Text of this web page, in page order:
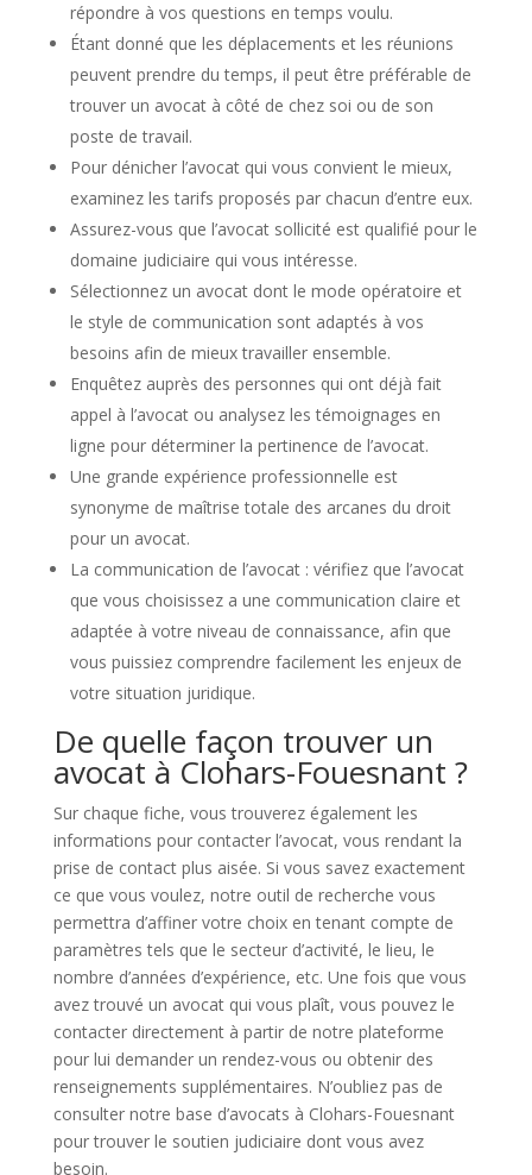
répondre à vos questions en temps voulu.
Étant donné que les déplacements et les réunions
peuvent prendre du temps, il peut être préférable de
trouver un avocat à côté de chez soi ou de son
poste de travail.
Pour dénicher l’avocat qui vous convient le mieux,
examinez les tarifs proposés par chacun d’entre eux.
Assurez-vous que l’avocat sollicité est qualifié pour le
domaine judiciaire qui vous intéresse.
Sélectionnez un avocat dont le mode opératoire et
le style de communication sont adaptés à vos
besoins afin de mieux travailler ensemble.
Enquêtez auprès des personnes qui ont déjà fait
appel à l’avocat ou analysez les témoignages en
ligne pour déterminer la pertinence de l’avocat.
Une grande expérience professionnelle est
synonyme de maîtrise totale des arcanes du droit
pour un avocat.
La communication de l’avocat : vérifiez que l’avocat
que vous choisissez a une communication claire et
adaptée à votre niveau de connaissance, afin que
vous puissiez comprendre facilement les enjeux de
votre situation juridique.
De quelle façon trouver un
avocat à Clohars-Fouesnant ?
Sur chaque fiche, vous trouverez également les
informations pour contacter l’avocat, vous rendant la
prise de contact plus aisée. Si vous savez exactement
ce que vous voulez, notre outil de recherche vous
permettra d’affiner votre choix en tenant compte de
paramètres tels que le secteur d’activité, le lieu, le
nombre d’années d’expérience, etc. Une fois que vous
avez trouvé un avocat qui vous plaît, vous pouvez le
contacter directement à partir de notre plateforme
pour lui demander un rendez-vous ou obtenir des
renseignements supplémentaires. N’oubliez pas de
consulter notre base d’avocats à Clohars-Fouesnant
pour trouver le soutien judiciaire dont vous avez
besoin.